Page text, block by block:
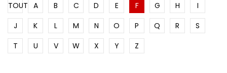
TOUT A B C D E F G H
I
J
K L M N O P Q R
S
T
U V W X Y Z